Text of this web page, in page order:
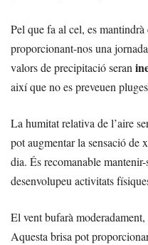
Pel que fa al cel, es mantindrà
proporcionant-nos una
valors de precipitació seran
així que no es preveuen
La humitat relativa de l’aire
pot augmentar la sensació de
dia. És recomanable
desenvolupeu activitats
El vent bufarà
Aquesta brisa pot